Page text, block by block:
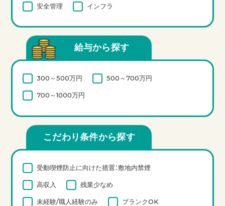
安全管理 インフラ
給与から探す
300～500万円 500～700万円
700～1000万円
こだわり条件から探す
受動喫煙防止に向けた措置：敷地内禁煙
高収入 残業少なめ
未経験/職人経験のみ ブランクOK